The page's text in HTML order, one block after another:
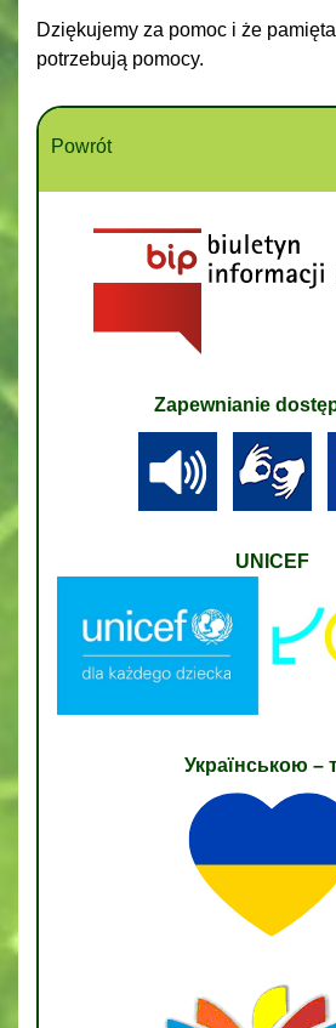
Dziękujemy za pomoc i że
potrzebują pomocy.
Powrót
Zapewnianie
UNICEF
Українською –